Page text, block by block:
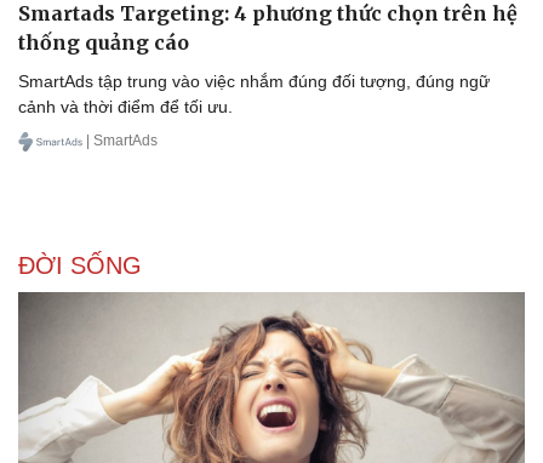
Smartads Targeting: 4 phương thức chọn trên hệ
thống quảng cáo
SmartAds tập trung vào việc nhắm đúng đối tượng, đúng ngữ
cảnh và thời điểm để tối ưu.
| SmartAds
ĐỜI SỐNG